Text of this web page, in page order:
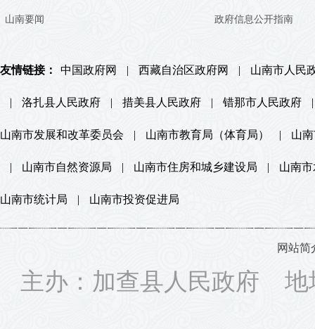
山南要闻 政府信息公开指南
友情链接： 中国政府网 | 西藏自治区政府网 | 山南市人民
| 洛扎县人民政府 | 措美县人民政府 | 错那市人民政府 |
山南市发展和改革委员会 | 山南市教育局（体育局） | 山
| 山南市自然资源局 | 山南市住房和城乡建设局 | 山南
山南市统计局 | 山南市投资促进局
网站简
主办：加查县人民政府 地